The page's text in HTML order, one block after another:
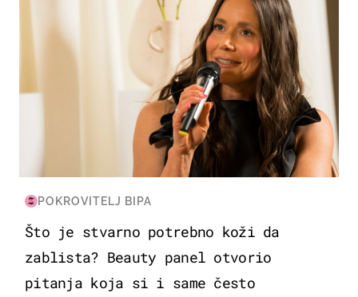
POKROVITELJ BIPA
Što je stvarno potrebno koži da
zablista? Beauty panel otvorio
pitanja koja si i same često